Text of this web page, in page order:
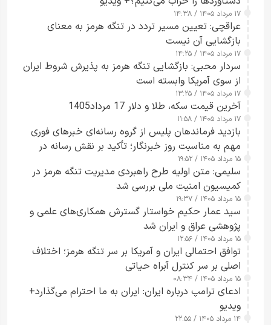
۱۷ مرداد ۱۴۰۵ / ۱۴:۳۸
عراقچی: تعیین مسیر تردد در تنگه هرمز به معنای
بازگشایی آن نیست
۱۷ مرداد ۱۴۰۵ / ۱۴:۲۵
سردار محبی: بازگشایی تنگه هرمز به پذیرش شروط ایران
از سوی آمریکا وابسته است
۱۷ مرداد ۱۴۰۵ / ۱۳:۲۵
آخرین قیمت سکه، طلا و دلار 17 مرداد1405
۱۷ مرداد ۱۴۰۵ / ۱۱:۵۸
بازدید فرماندهان پلیس از گروه رسانه‌ای خبرهای فوری
مهم به مناسبت روز خبرنگار؛ تأکید بر نقش رسانه در
تقویت امنیت و اعتماد عمومی
۱۵ مرداد ۱۴۰۵ / ۱۹:۵۲
سلیمی: متن اولیه طرح راهبردی مدیریت تنگه هرمز در
کمیسیون امنیت ملی بررسی شد
۱۵ مرداد ۱۴۰۵ / ۱۹:۳۷
سید عمار حکیم خواستار گسترش همکاری‌های علمی و
پژوهشی عراق و ایران شد
۱۵ مرداد ۱۴۰۵ / ۱۲:۵۶
توافق احتمالی ایران و آمریکا بر سر تنگه هرمز؛ اختلاف
اصلی بر سر کنترل آبراه حیاتی
۱۵ مرداد ۱۴۰۵ / ۰۸:۳۴
ادعای ترامپ درباره ایران: ایران به ما احترام می‌گذارد+
ویدیو
۱۴ مرداد ۱۴۰۵ / ۲۲:۵۵